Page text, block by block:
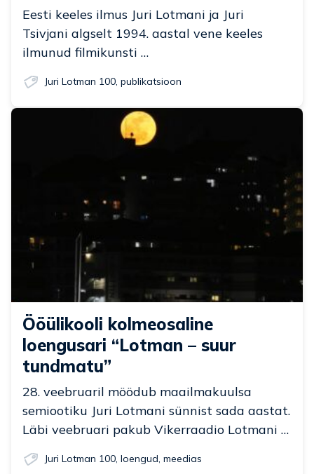
Eesti keeles ilmus Juri Lotmani ja Juri
Tsivjani algselt 1994. aastal vene keeles
ilmunud filmikunsti …
Juri Lotman 100 publikatsioon
Ööülikooli kolmeosaline
loengusari “Lotman – suur
tundmatu”
28. veebruaril möödub maailmakuulsa
semiootiku Juri Lotmani sünnist sada aastat.
Läbi veebruari pakub Vikerraadio Lotmani …
Juri Lotman 100, loengud, meedias